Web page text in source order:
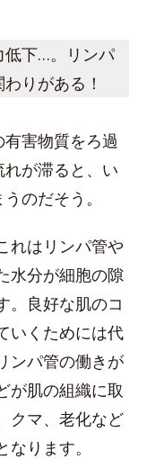
低下…。リンパ
りがある！
害物質をろ過
が滞ると、い
のだそう。
れはリンパ管や
水分が細胞の隙
。良好な肌のコ
いくためには代
ンパ管の働きが
が肌の組織に取
クマ、老化など
ります。